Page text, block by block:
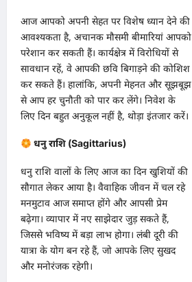
​आज आपको अपनी सेहत पर विशेष ध्यान देने की
आवश्यकता है, अचानक मौसमी बीमारियां आपको
परेशान कर सकती हैं। कार्यक्षेत्र में विरोधियों से
सावधान रहें, वे आपकी छवि बिगाड़ने की कोशिश
कर सकते हैं। हालांकि, अपनी मेहनत और सूझबूझ
से आप हर चुनौती को पार कर लेंगे। निवेश के
लिए दिन बहुत अनुकूल नहीं है, थोड़ा इंतजार करें।
धनु राशि (Sagittarius)
​धनु राशि वालों के लिए आज का दिन खुशियों की
सौगात लेकर आया है। वैवाहिक जीवन में चल रहे
मनमुटाव आज समाप्त होंगे और आपसी प्रेम
बढ़ेगा। व्यापार में नए साझेदार जुड़ सकते हैं,
जिससे भविष्य में बड़ा लाभ होगा। लंबी दूरी की
यात्रा के योग बन रहे हैं, जो आपके लिए सुखद
और मनोरंजक रहेगी।